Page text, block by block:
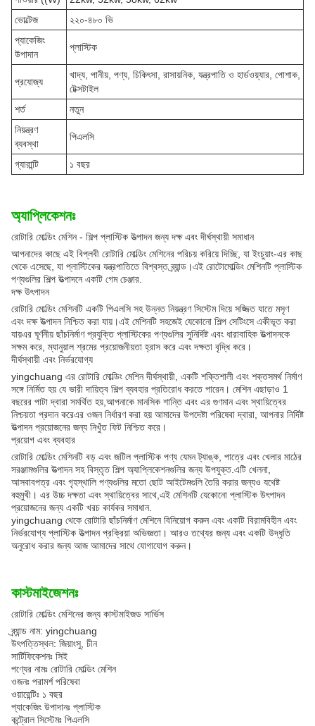
ভোল্টেজ
২২০-৪৮০ ভি
প্যাকেজিং
উপাদান
প্লাস্টিক
প্রযোজ্য
খাদ্য, পানীয়, পণ্য, চিকিৎসা, রাসায়নিক, যন্ত্রপাতি ও হার্ডওয়্যার, পোশাক,
টেক্সটাইল
শর্ত
নতুন
নিয়ন্ত্রণ
ব্যবস্থা
পিএলসি
গ্যারান্টি ১ বছর
অ্যাপ্লিকেশনঃ
রোটারি মোল্ডিং মেশিন - শিল্প প্লাস্টিক উত্পাদন জন্য দক্ষ এবং দীর্ঘস্থায়ী সমাধান
আপনাদের কাছে এই বিপ্লবী রোটারি মোল্ডিং মেশিনের পরিচয় করিয়ে দিচ্ছি, যা ইংচুয়াং-এর কাছ
থেকে এসেছে, যা প্লাস্টিকের যন্ত্রপাতিতে বিশ্বস্ত ব্র্যান্ড।এই রোটোমোল্ডিং মেশিনটি প্লাস্টিক
পণ্যগুলির শিল্প উত্পাদনে একটি গেম চেঞ্জার.
দক্ষ উৎপাদন
রোটারি মোল্ডিং মেশিনটি একটি পিএলসি সহ উন্নত নিয়ন্ত্রণ সিস্টেম দিয়ে সজ্জিত যাতে মসৃণ
এবং দক্ষ উত্পাদন নিশ্চিত করা যায়।এই মেশিনটি সহজেই যেকোনো শিল্প সেটিংসে একীভূত করা
যায়এর ঘূর্ণনীয় ছাঁচনির্মাণ প্রযুক্তি প্লাস্টিকের পণ্যগুলির সুনির্দিষ্ট এবং ধারাবাহিক উত্পাদনকে
সক্ষম করে, ম্যানুয়াল শ্রমের প্রয়োজনীয়তা হ্রাস করে এবং দক্ষতা বৃদ্ধি করে।
দীর্ঘস্থায়ী এবং নির্ভরযোগ্য
yingchuang এর রোটারি মোল্ডিং মেশিন দীর্ঘস্থায়ী, একটি শক্তিশালী এবং শক্তসমর্থ নির্মাণ
সঙ্গে নির্মিত হয় যে ভারী দায়িত্ব শিল্প ব্যবহার প্রতিরোধ করতে পারেন। মেশিন এছাড়াও 1
বছরের পাটা দ্বারা সমর্থিত হয়,আপনাকে মানসিক শান্তি এবং এর গুণমান এবং স্থায়িত্বের
নিশ্চয়তা প্রদান করেএর ওজন নির্ধারণ করা হয় আমাদের উপদেষ্টা পরিষেবা দ্বারা, আপনার নির্দিষ্ট
উত্পাদন প্রয়োজনের জন্য নিখুঁত ফিট নিশ্চিত করে।
প্রয়োগ এবং ব্যবহার
রোটারি মোল্ডিং মেশিনটি বড় এবং জটিল প্লাস্টিক পণ্য যেমন ট্যাঙ্ক, পাত্রে এবং খেলার মাঠের
সরঞ্জামগুলির উত্পাদন সহ বিস্তৃত শিল্প অ্যাপ্লিকেশনগুলির জন্য উপযুক্ত.এটি খেলনা,
আসবাবপত্র এবং গৃহস্থালি পণ্যগুলির মতো ছোট আইটেমগুলি তৈরি করার জন্যও যথেষ্ট
বহুমুখী। এর উচ্চ দক্ষতা এবং স্থায়িত্বের সাথে,এই মেশিনটি যেকোনো প্লাস্টিক উৎপাদন
প্রয়োজনের জন্য একটি খরচ কার্যকর সমাধান.
yingchuang থেকে রোটারি ছাঁচনির্মাণ মেশিনে বিনিয়োগ করুন এবং একটি বিরামবিহীন এবং
নির্ভরযোগ্য প্লাস্টিক উত্পাদন প্রক্রিয়া অভিজ্ঞতা। আরও তথ্যের জন্য এবং একটি উদ্ধৃতি
অনুরোধ করার জন্য আজ আমাদের সাথে যোগাযোগ করুন।
কাস্টমাইজেশনঃ
রোটারি মোল্ডিং মেশিনের জন্য কাস্টমাইজড সার্ভিস
ব্র্যান্ড নাম: yingchuang
উৎপত্তিস্থল: জিয়াংসু, চীন
সার্টিফিকেশনঃ সিই
পণ্যের নামঃ রোটারি মোল্ডিং মেশিন
ওজনঃ পরামর্শ পরিষেবা
ওয়ারেন্টিঃ ১ বছর
প্যাকেজিং উপাদানঃ প্লাস্টিক
কন্ট্রোল সিস্টেমঃ পিএলসি